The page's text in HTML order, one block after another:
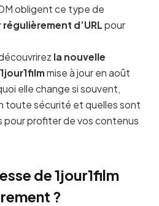
obligent ce type de
d’URL pour
la nouvelle
mise à jour en août
elle change si souvent,
toute sécurité et quelles sont
pour profiter de vos contenus
de 1jour1film
?